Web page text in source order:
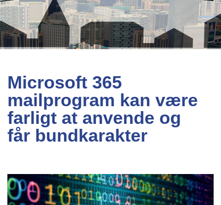
Microsoft 365
mailprogram kan være
farligt at anvende og
får bundkarakter